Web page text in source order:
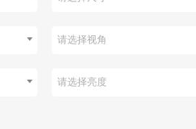
请选择视角
请选择亮度